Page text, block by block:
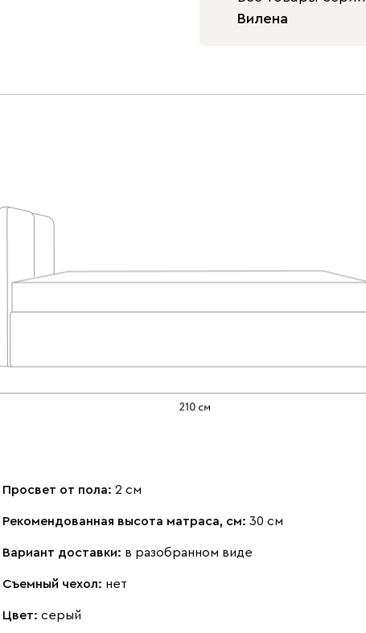
Розовый
(Coral)
Стоун (Stone)
Вилена
Просвет от пола: 2 см
Рекомендованная высота матраса, см: 30 см
Вариант доставки: в разобранном виде
Съемный чехол: нет
Цвет: серый